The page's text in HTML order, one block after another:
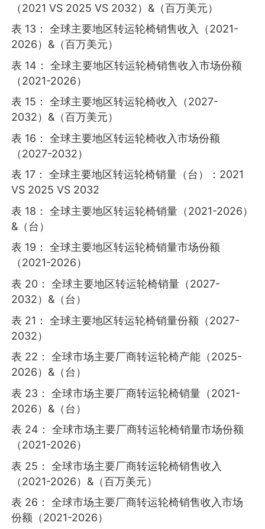
（2021 VS 2025 VS 2032）&（百万美元）
表 13： 全球主要地区转运轮椅销售收入（2021-
2026）&（百万美元）
表 14： 全球主要地区转运轮椅销售收入市场份额
（2021-2026）
表 15： 全球主要地区转运轮椅收入（2027-
2032）&（百万美元）
表 16： 全球主要地区转运轮椅收入市场份额
（2027-2032）
表 17： 全球主要地区转运轮椅销量（台）：2021
VS 2025 VS 2032
表 18： 全球主要地区转运轮椅销量（2021-2026）
&（台）
表 19： 全球主要地区转运轮椅销量市场份额
（2021-2026）
表 20： 全球主要地区转运轮椅销量（2027-
2032）&（台）
表 21： 全球主要地区转运轮椅销量份额（2027-
2032）
表 22： 全球市场主要厂商转运轮椅产能（2025-
2026）&（台）
表 23： 全球市场主要厂商转运轮椅销量（2021-
2026）&（台）
表 24： 全球市场主要厂商转运轮椅销量市场份额
（2021-2026）
表 25： 全球市场主要厂商转运轮椅销售收入
（2021-2026）&（百万美元）
表 26： 全球市场主要厂商转运轮椅销售收入市场
份额（2021-2026）